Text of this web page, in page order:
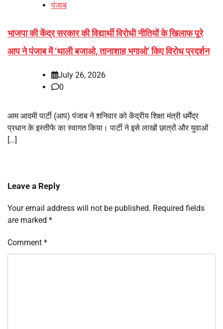
पंजाब
भाजपा की केंद्र सरकार की विद्यार्थी विरोधी नीतियों के खिलाफ पूरे
आप ने पंजाब में ‘थाली बजाओ, तानाशाह भगाओ’ किए विरोध प्रदर्शन
July 26, 2026
0
आम आदमी पार्टी (आप) पंजाब ने शनिवार को केंद्रीय शिक्षा मंत्री धर्मेंद्र
प्रधान के इस्तीफे का स्वागत किया। पार्टी ने इसे लाखों छात्रों और युवाओं
[…]
Leave a Reply
Your email address will not be published. Required fields
are marked *
Comment *